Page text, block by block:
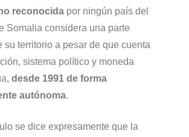
reconocidapor ningún país del
Somalia considera una parte
su territorio a pesar de que cuenta
sistema político y moneda
desde 1991 de forma
autónoma.
se dice expresamente que la